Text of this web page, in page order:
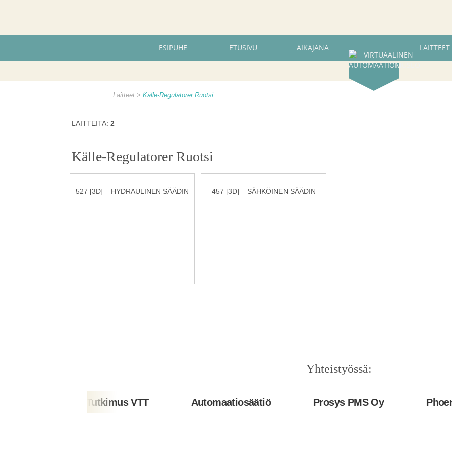
ESIPUHE ETUSIVU AIKAJANA LAITTEET
Laitteet Källe-Regulatorer Ruotsi
LAITTEITA: 2
Källe-Regulatorer Ruotsi
527 [3D] – HYDRAULINEN SÄÄDIN 457 [3D] – SÄHKÖINEN SÄÄDIN
Yhteistyössä:
Tutkimus VTT Automaatiosäätiö Prosys PMS Oy Phoenix